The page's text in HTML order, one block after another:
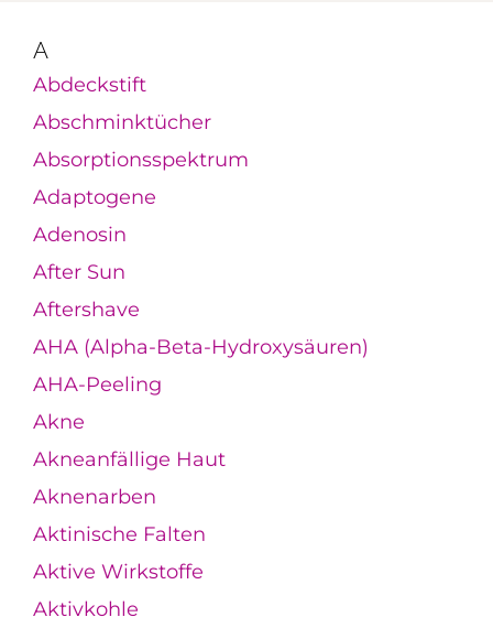
A
Abdeckstift
Abschminktücher
Absorptionsspektrum
Adaptogene
Adenosin
After Sun
Aftershave
AHA (Alpha-Beta-Hydroxysäuren)
AHA-Peeling
Akne
Akneanfällige Haut
Aknenarben
Aktinische Falten
Aktive Wirkstoffe
Aktivkohle